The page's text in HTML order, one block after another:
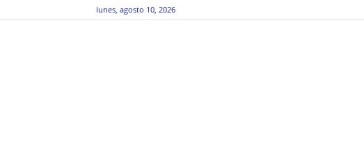
lunes, agosto 10, 2026